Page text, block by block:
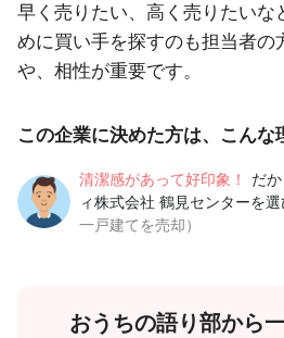
早く売りたい、高く売りたいな
めに買い手を探すのも担当者の
や、相性が重要です。
この企業に決めた方は、こんな
清潔感があって好印象！
だ
ィ株式会社 鶴見センターを
一戸建てを売却）
おうちの語り部から